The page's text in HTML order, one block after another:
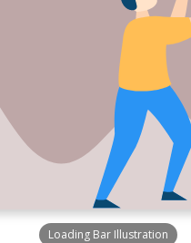
Loading Bar Illustration